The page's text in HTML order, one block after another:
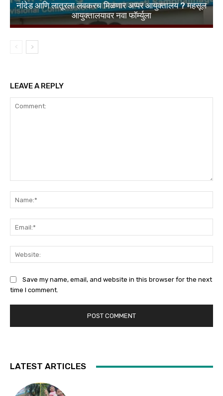
नांदेड आणि लातूरला लवकरच मिळणार अप्पर आयुक्तालय ? महसूल
आयुक्तालयावर नवा फॉर्म्युला
LEAVE A REPLY
Save my name, email, and website in this browser for the next
time I comment.
LATEST ARTICLES